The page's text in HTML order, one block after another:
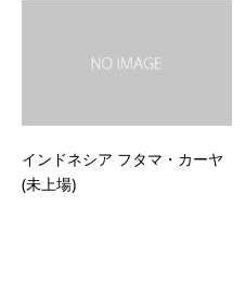
インドネシア フタマ・カーヤ
(未上場)